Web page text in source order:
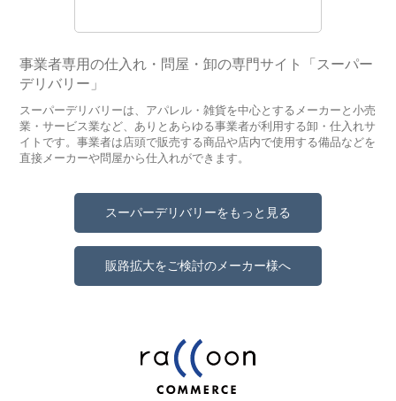
事業者専用の仕入れ・問屋・卸の専門サイト「スーパー
デリバリー」
スーパーデリバリーは、アパレル・雑貨を中心とするメーカーと小売
業・サービス業など、ありとあらゆる事業者が利用する卸・仕入れサ
イトです。事業者は店頭で販売する商品や店内で使用する備品などを
直接メーカーや問屋から仕入れができます。
スーパーデリバリーをもっと見る
販路拡大をご検討のメーカー様へ